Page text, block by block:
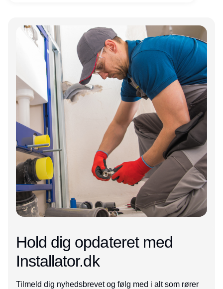
Annonce
Hold dig opdateret med
Installator.dk
Tilmeld dig nyhedsbrevet og følg med i alt som rører